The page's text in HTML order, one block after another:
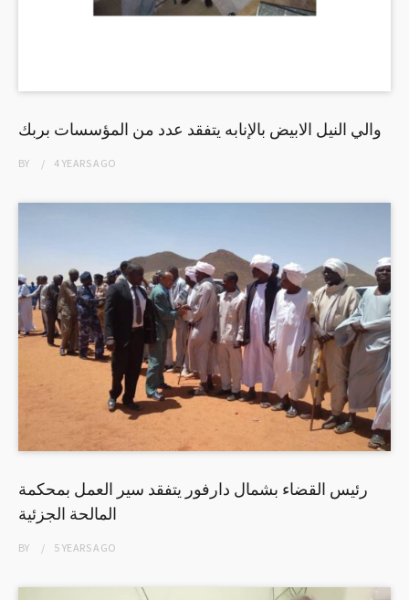
والي النيل الابيض بالإنابه يتفقد عدد من المؤسسات بربك
BY 4 YEARSAGO
رئيس القضاء بشمال دارفور يتفقد سير العمل بمحكمة
المالحة الجزئية
BY 5 YEARSAGO